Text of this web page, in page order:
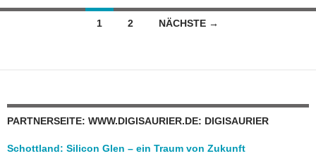
Beitragsnavigation
1 2 NÄCHSTE →
PARTNERSEITE: WWW.DIGISAURIER.DE: DIGISAURIER
Schottland: Silicon Glen – ein Traum von Zukunft